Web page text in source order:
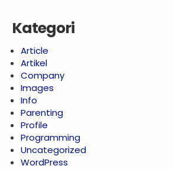
Kategori
Article
Artikel
Company
Images
Info
Parenting
Profile
Programming
Uncategorized
WordPress